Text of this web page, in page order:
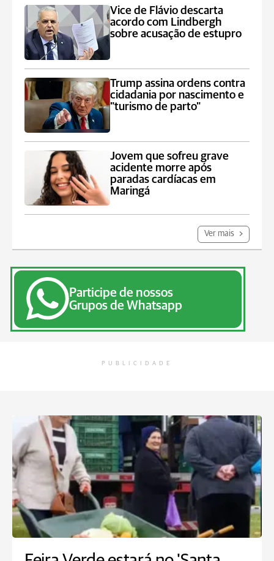
Vice de Flávio descarta
acordo com Lindbergh
sobre acusação de estupro
Trump assina ordens contra
cidadania por nascimento e
"turismo de parto"
Jovem que sofreu grave
acidente morre após
paradas cardíacas em
Maringá
Ver mais
Participe de nossos
Grupos de Whatsapp
PUBLICIDADE